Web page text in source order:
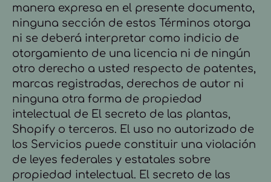
manera expresa en el presente documento,
ninguna sección de estos Términos otorga
ni se deberá interpretar como indicio de
otorgamiento de una licencia ni de ningún
otro derecho a usted respecto de patentes,
marcas registradas, derechos de autor ni
ninguna otra forma de propiedad
intelectual de El secreto de las plantas,
Shopify o terceros. El uso no autorizado de
los Servicios puede constituir una violación
de leyes federales y estatales sobre
propiedad intelectual. El secreto de las